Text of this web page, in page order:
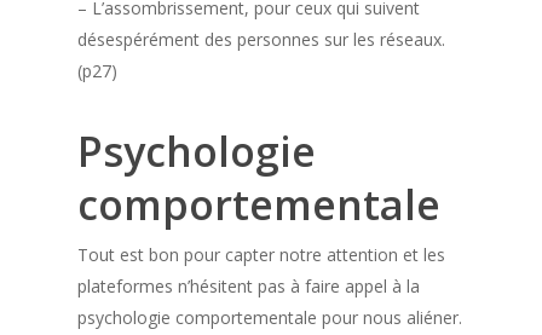
– L’assombrissement, pour ceux qui suivent
désespérément des personnes sur les réseaux.
(p27)
Psychologie
comportementale
Tout est bon pour capter notre attention et les
plateformes n’hésitent pas à faire appel à la
psychologie comportementale pour nous aliéner.